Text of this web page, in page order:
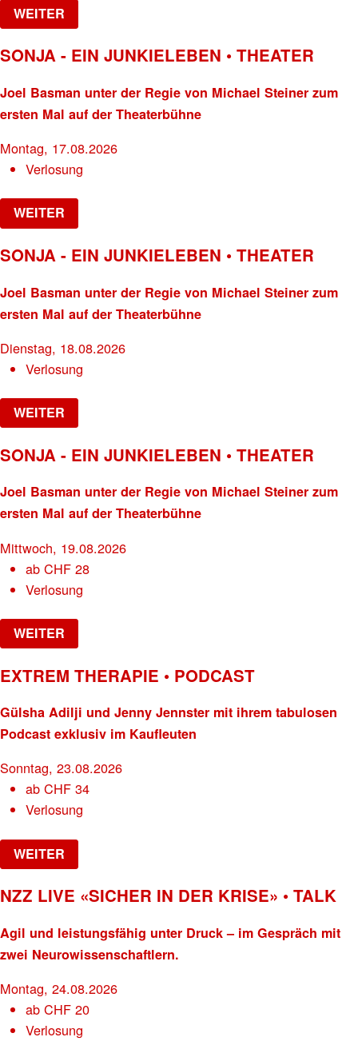
WEITER
SONJA - EIN JUNKIELEBEN • THEATER
Joel Basman unter der Regie von Michael Steiner zum
ersten Mal auf der Theaterbühne
Montag, 17.08.2026
Verlosung
WEITER
SONJA - EIN JUNKIELEBEN • THEATER
Joel Basman unter der Regie von Michael Steiner zum
ersten Mal auf der Theaterbühne
Dienstag, 18.08.2026
Verlosung
WEITER
SONJA - EIN JUNKIELEBEN • THEATER
Joel Basman unter der Regie von Michael Steiner zum
ersten Mal auf der Theaterbühne
Mittwoch, 19.08.2026
abCHF 28
Verlosung
WEITER
EXTREM THERAPIE • PODCAST
Gülsha Adilji und Jenny Jennster mit ihrem tabulosen
Podcast exklusiv im Kaufleuten
Sonntag, 23.08.2026
abCHF 34
Verlosung
WEITER
NZZ LIVE «SICHER IN DER KRISE» • TALK
Agil und leistungsfähig unter Druck – im Gespräch mit
zwei Neurowissenschaftlern.
Montag, 24.08.2026
abCHF 20
Verlosung